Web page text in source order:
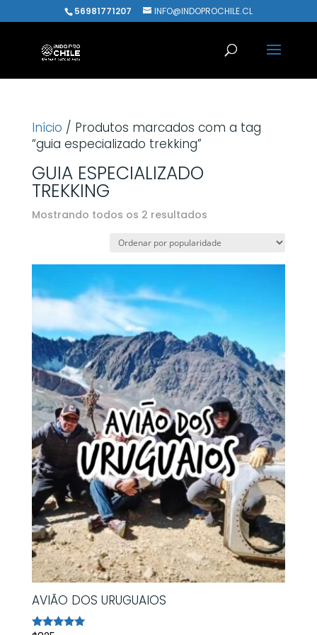
56981771207 INFO@INDOPROCHILE.CL
Início / Produtos marcados com a tag
“guia especializado trekking”
GUIA ESPECIALIZADO
TREKKING
Mostrando todos os 2 resultadosClassificado
popularidade
AVIÃO DOS URUGUAIOS